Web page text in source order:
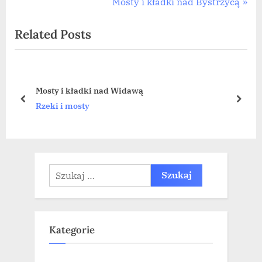
v
i
s
t
Related Posts
Mosty i kładki nad Widawą
Rzeki i mosty
prev next
Szukaj:
Kategorie